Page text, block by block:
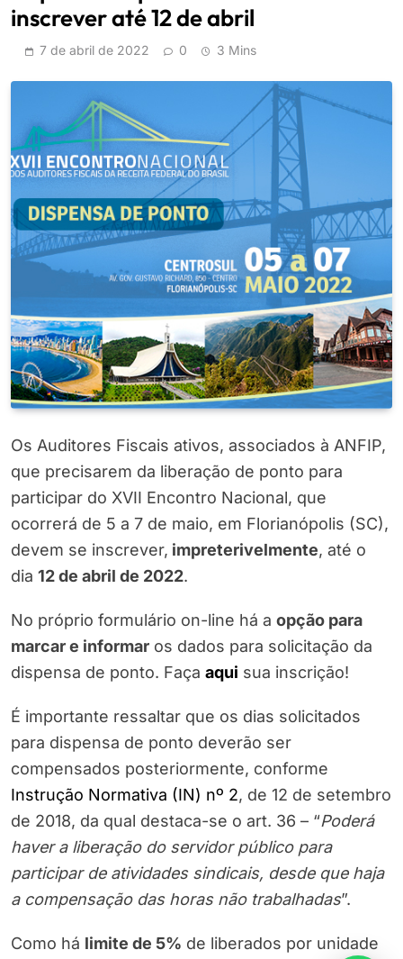
inscrever até 12 de abril
7 de abril de 2022 0 3 Mins
Os Auditores Fiscais ativos, associados à ANFIP,
que precisarem da liberação de ponto para
participar do XVII Encontro Nacional, que
ocorrerá de 5 a 7 de maio, em Florianópolis (SC),
devem se inscrever, impreterivelmente, até o
dia 12 de abril de 2022.
No próprio formulário on-line há a opção para
marcar e informar os dados para solicitação da
dispensa de ponto. Faça aqui sua inscrição!
É importante ressaltar que os dias solicitados
para dispensa de ponto deverão ser
compensados posteriormente, conforme
Instrução Normativa (IN) nº 2, de 12 de setembro
de 2018, da qual destaca-se o art. 36 – “Poderá
haver a liberação do servidor público para
participar de atividades sindicais, desde que haja
a compensação das horas não trabalhadas”.
Como há limite de 5% de liberados por unidade